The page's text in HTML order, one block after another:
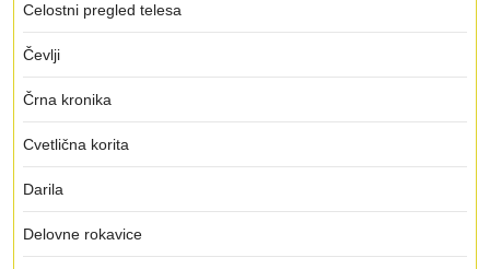
Celostni pregled telesa
Čevlji
Črna kronika
Cvetlična korita
Darila
Delovne rokavice